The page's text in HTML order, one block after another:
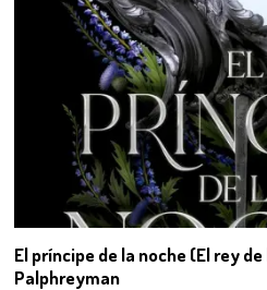
El príncipe de la noche (El rey
Palphreyman